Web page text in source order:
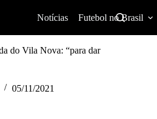
Notícias Futebol no Brasil
do Vila Nova: “para dar
05/11/2021